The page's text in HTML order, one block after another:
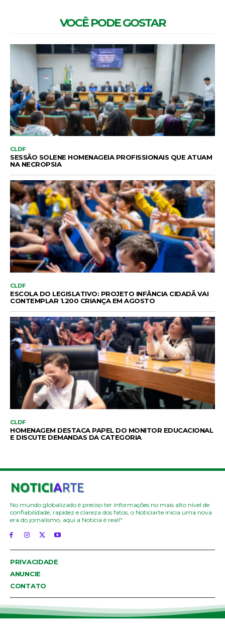
VOCÊ PODE GOSTAR
CLDF
SESSÃO SOLENE HOMENAGEIA PROFISSIONAIS QUE ATUAM
NA NECROPSIA
CLDF
ESCOLA DO LEGISLATIVO: PROJETO INFÂNCIA CIDADÃ VAI
CONTEMPLAR 1.200 CRIANÇA EM AGOSTO
CLDF
HOMENAGEM DESTACA PAPEL DO MONITOR EDUCACIONAL
E DISCUTE DEMANDAS DA CATEGORIA
No mundo globalizado é preciso ter informações no mais alto nível de
confiabilidade, rapidez e clareza dos fatos, o Noticiarte inicia uma nova
era do jornalismo, aqui a Noticia é real!"
PRIVACIDADE
ANUNCIE
CONTATO